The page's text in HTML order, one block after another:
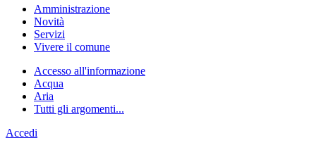
Amministrazione
Novità
Servizi
Vivere il comune
Accesso all'informazione
Acqua
Aria
Tutti gli argomenti...
Accedi